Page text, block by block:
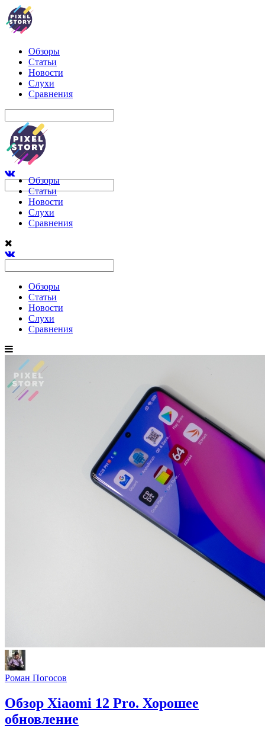
Обзоры
Статьи
Новости
Слухи
Сравнения
Обзоры
Статьи
Новости
Слухи
Сравнения
Обзоры
Статьи
Новости
Слухи
Сравнения
Роман Погосов
Обзор Xiaomi 12 Pro. Хорошее
обновление